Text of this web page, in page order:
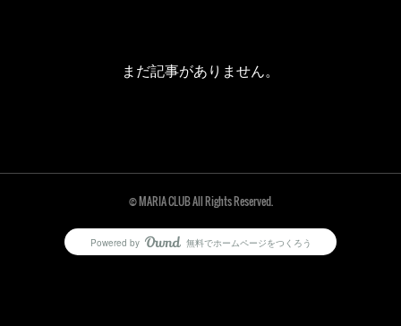
まだ記事がありません。
© MARIA CLUB All Rights Reserved.
Powered by AmebaOwnd
無料でホームページをつくろう